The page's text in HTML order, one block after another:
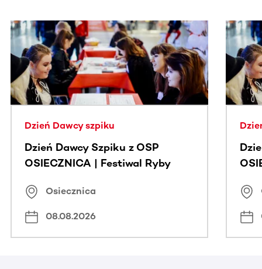
Ta sekcja zawiera treści przewijane w poziomie. Użyj
Dzień Dawcy szpiku
Dzień Dawcy Szpiku z OSP
OSIECZNICA | Festiwal Ryby
Osiecznica
08.08.2026